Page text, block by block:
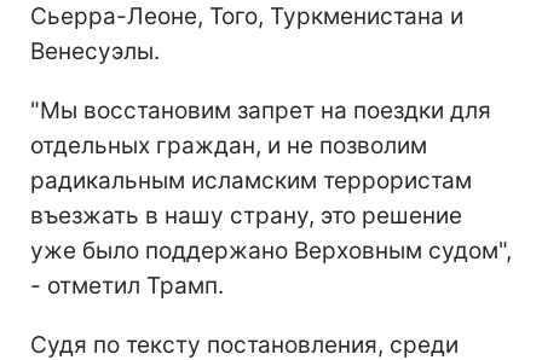
Сьерра-Леоне, Того, Туркменистана и
Венесуэлы.
"Мы восстановим запрет на поездки для
отдельных граждан, и не позволим
радикальным исламским террористам
въезжать в нашу страну, это решение
уже было поддержано Верховным судом",
- отметил Трамп.
Судя по тексту постановления, среди